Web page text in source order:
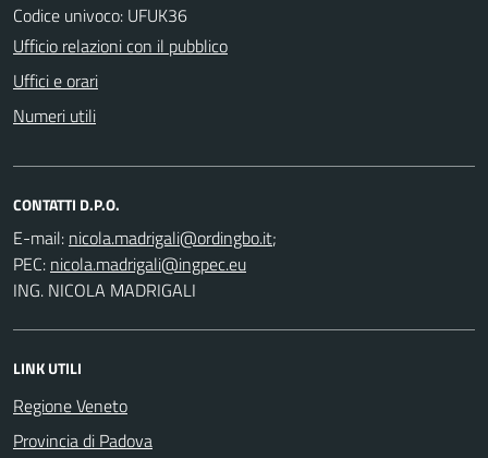
Codice univoco: UFUK36
Ufficio relazioni con il pubblico
Uffici e orari
Numeri utili
CONTATTI D.P.O.
E-mail:
;
PEC:
ING. NICOLA MADRIGALI
LINK UTILI
Regione Veneto
Provincia di Padova